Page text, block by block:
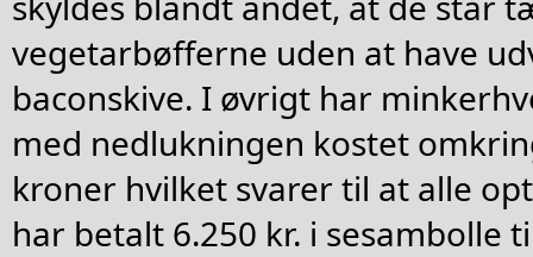
vegetarbøfferne uden at have
baconskive. I øvrigt har
med nedlukningen kostet
kroner hvilket svarer til at alle
har betalt 6.250 kr. i sesambolle